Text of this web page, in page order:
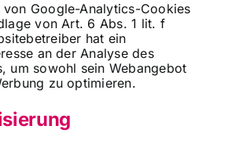
von Google-Analytics-Cookies
von Art. 6 Abs. 1 lit. f
hat ein
an der Analyse des
um sowohl sein Webangebot
zu optimieren.